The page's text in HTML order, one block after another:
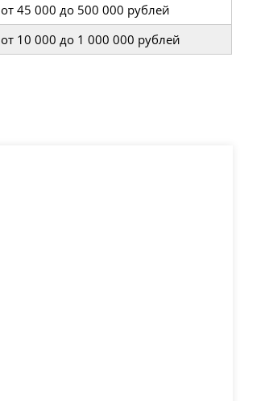
от 45 000 до 500 000 рублей
от 10 000 до 1 000 000 рублей